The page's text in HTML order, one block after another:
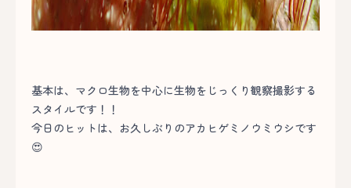
基本は、マクロ生物を中心に生物をじっくり観察撮影する
スタイルです！！
今日のヒットは、お久しぶりのアカヒゲミノウミウシです
😍